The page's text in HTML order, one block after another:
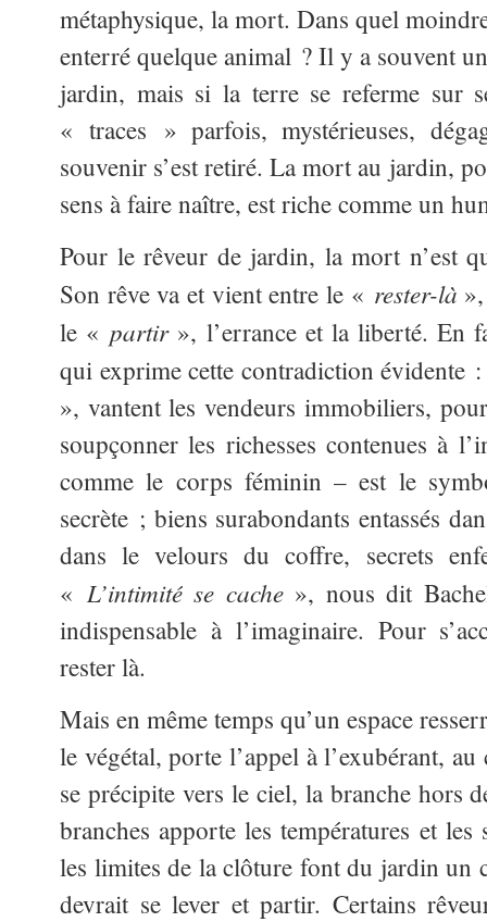
métaphysique, la mort. Dans quel
enterré quelque animal ? Il y a souvent
jardin, mais si la terre se referme sur
« traces » parfois, mystérieuses,
souvenir s’est retiré. La mort au jardin,
sens à faire naître, est riche comme un
Pour le rêveur de jardin, la mort n’est
Son rêve va et vient entre le « rester-là
le «partir », l’errance et la liberté. En
qui exprime cette contradiction évidente
», vantent les vendeurs immobiliers,
soupçonner les richesses contenues à
comme le corps féminin – est le
secrète ; biens surabondants entassés
dans le velours du coffre, secrets
« L’intimité se cache », nous dit
indispensable à l’imaginaire. Pour
rester là.
Mais en même temps qu’un espace
le végétal, porte l’appel à l’exubérant,
se précipite vers le ciel, la branche hors
branches apporte les températures et les
les limites de la clôture font du jardin un
devrait se lever et partir. Certains